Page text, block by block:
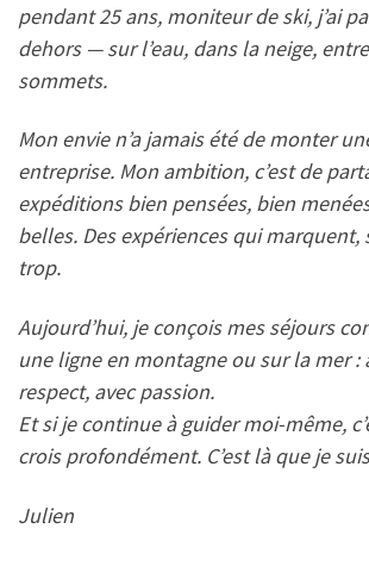
pendant 25 ans, moniteur de ski, j’ai
dehors — sur l’eau, dans la neige,
sommets.
Mon envie n’a jamais été de monter
entreprise. Mon ambition, c’est de
expéditions bien pensées, bien
belles. Des expériences qui marquent,
trop.
Aujourd’hui, je conçois mes séjours
une ligne en montagne ou sur la mer :
respect, avec passion.
Et si je continue à guider moi-même,
crois profondément. C’est là que je
Julien